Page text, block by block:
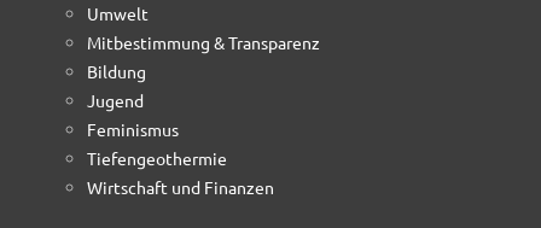
Umwelt
Mitbestimmung & Transparenz
Bildung
Jugend
Feminismus
Tiefengeothermie
Wirtschaft und Finanzen